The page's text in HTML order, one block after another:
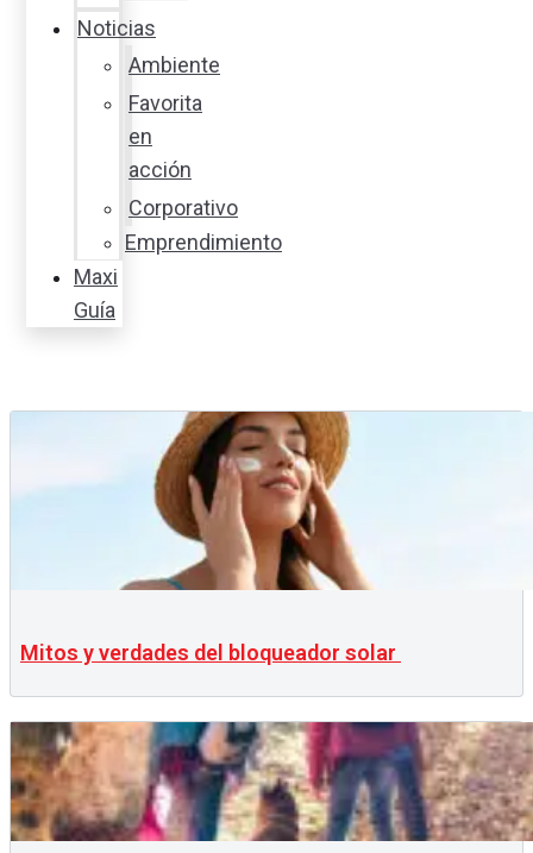
Noticias
Ambiente
Favorita
en
acción
Corporativo
Emprendimiento
Maxi
Guía
Mitos y verdades del bloqueador solar